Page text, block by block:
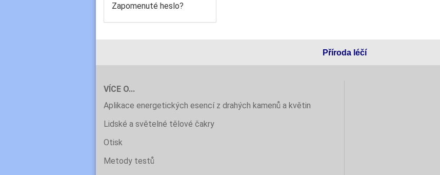
Zapomenuté heslo?
Příroda léčí
VÍCE O...
Aplikace energetických esencí z drahých kamenů a květin
Lidské a světelné tělové čakry
Otisk
Metody testů